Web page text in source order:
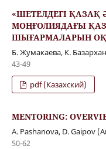
«ШЕТЕЛДЕГІ ҚАЗАҚ
МОҢҒОЛИЯДАҒЫ
ШЫҒАРМАЛАРЫН
Б. Жумакаева, К.
43-49
pdf (Казахский)
MENTORING:
A. Pashanova, D. Gaipov
50-62